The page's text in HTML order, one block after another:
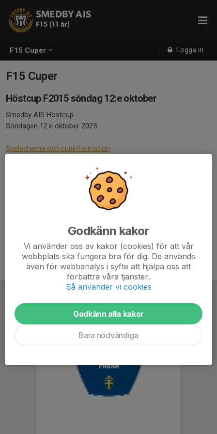
F15 Cuper Logga in
SMEDBY AIS
F15 (11 år)
F15 Cuper
Höstcup F2015 söndag 12:e oktober
Smedby AIS Höstcup
Söndagen 12:e oktober 2025
Spelschema och cupinformation
Sommarcup F2015 9:e augusti
Smedby AIS F13 Sommarcup
Lördagen 9:e augusti 2025
Godkänn kakor
Vi använder oss av kakor (cookies) för att vår
webbplats ska fungera bra för dig. De används
även för webbanalys i syfte att hjälpa oss att
förbättra våra tjänster.
Så använder vi cookies
Godkänn alla kakor
Bara nödvändiga